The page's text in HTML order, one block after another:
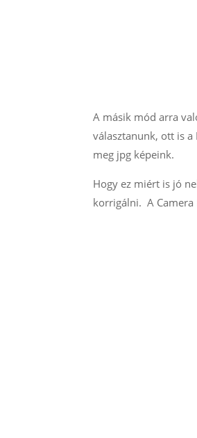
A másik mód arra
választanunk, ott is
meg jpg képeink.
Hogy ez miért is jó
korrigálni. A Camera